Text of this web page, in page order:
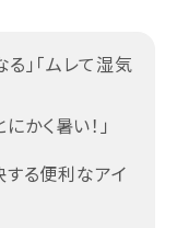
」「ムレて湿気
かく暑い！」
る便利なアイ